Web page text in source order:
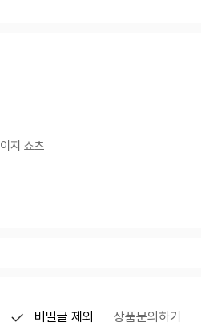
지 쇼츠
비밀글 제외 상품문의하기